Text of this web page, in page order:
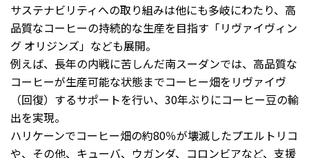
サステナビリティへの取り組みは他にも多岐にわたり、高
品質なコーヒーの持続的な生産を目指す「リヴァイヴィン
グ オリジンズ」なども展開。
例えば、長年の内戦に苦しんだ南スーダンでは、高品質な
コーヒーが生産可能な状態までコーヒー畑をリヴァイヴ
（回復）するサポートを行い、30年ぶりにコーヒー豆の輸
出を実現。
ハリケーンでコーヒー畑の約80％が壊滅したプエルトリコ
や、その他、キューバ、ウガンダ、コロンビアなど、支援